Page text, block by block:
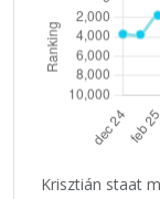
Krisztián staat